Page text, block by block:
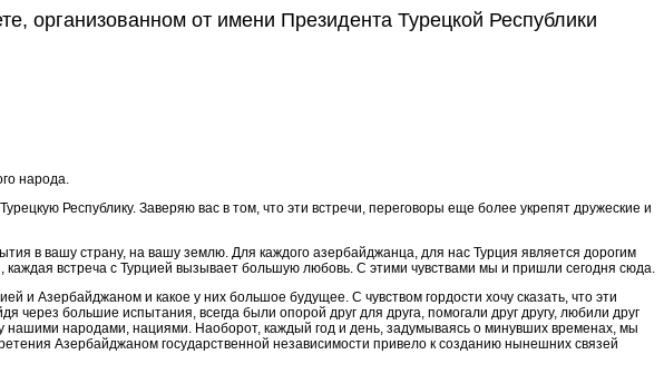
организованном от имени Президента Турецкой ‎Республики
народа.
Республику. Заверяю вас в том, что эти встречи, переговоры еще более укрепят дружеские и
в вашу страну, на вашу землю. Для каждого азербайджанца, для нас Турция является дорогим
встреча с Турцией вызывает большую любовь. С этими чувствами мы и пришли сегодня сюда.
и Азербайджаном и какое у них большое будущее. С чувством гордости хочу сказать, что эти
большие испытания, всегда были опорой друг для друга, помогали друг другу, любили друг
нашими народами, нациями. Наоборот, каждый год и день, задумываясь о минувших временах, мы
Азербайджаном государственной независимости привело к созданию нынешних связей